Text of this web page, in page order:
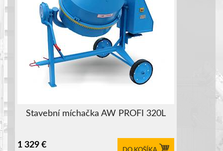
Stavební míchačka AW PROFI 320L
1 329 €